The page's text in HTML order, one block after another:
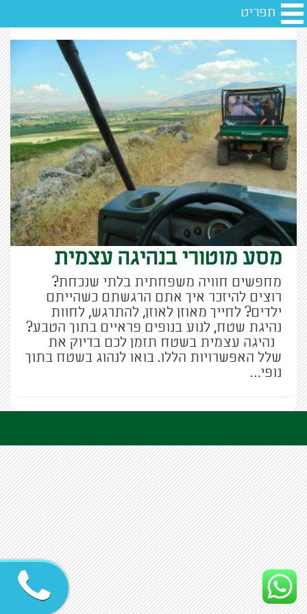
מסע מוטורי בנהיגה עצמית
מחפשים חוויה משפחתית בלתי שנכחת?
רוצים להיזכר איך אתם הרגשתם כשהייתם
ילדים? לחייך מאוזן לאוזן, להתרגש, לחוות
נהיגת שטח, לנוע בנופים פראיים בתוך הטבע?
נהיגה עצמית בשטח תזמן לכם בדיוק את
שלל האפשרויות הללו. בואו לנהוג בשטח בתוך
נופי…
תפריט